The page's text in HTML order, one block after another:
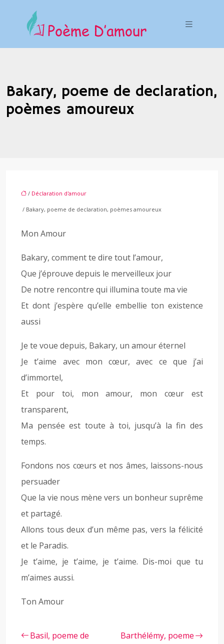
Bakary, poeme de declaration,
poèmes amoureux
/ Déclaration d'amour
/ Bakary, poeme de declaration, poèmes amoureux
Mon Amour
Bakary, comment te dire tout l’amour,
Que j’éprouve depuis le merveilleux jour
De notre rencontre qui illumina toute ma vie
Et dont j’espère qu’elle embellie ton existence
aussi
Je te voue depuis, Bakary, un amour éternel
Je t’aime avec mon cœur, avec ce que j’ai
d’immortel,
Et pour toi, mon amour, mon cœur est
transparent,
Ma pensée est toute à toi, jusqu’à la fin des
temps.
Fondons nos cœurs et nos âmes, laissons-nous
persuader
Que la vie nous mène vers un bonheur suprême
et partagé.
Allons tous deux d’un même pas, vers la félicité
et le Paradis.
Je t’aime, je t’aime, je t’aime. Dis-moi que tu
m’aimes aussi.
Ton Amour
Basil, poeme de
Barthélémy, poeme